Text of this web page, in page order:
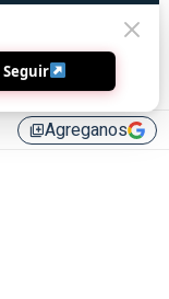
library_addAgreganos
Seguir